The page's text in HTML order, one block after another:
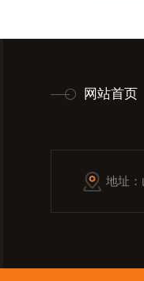
网站首页
地址